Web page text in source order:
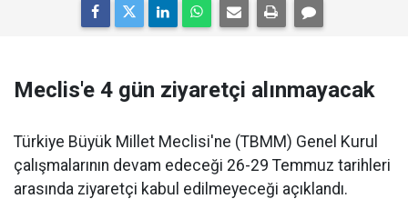
Meclis'e 4 gün ziyaretçi alınmayacak
Türkiye Büyük Millet Meclisi'ne (TBMM) Genel Kurul
çalışmalarının devam edeceği 26-29 Temmuz tarihleri
arasında ziyaretçi kabul edilmeyeceği açıklandı.